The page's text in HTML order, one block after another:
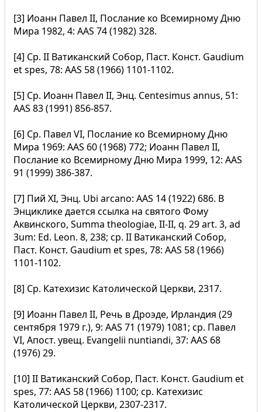
[3] Иоанн Павел II, Послание ко Всемирному Дню
Мира 1982, 4: AAS 74 (1982) 328.
[4] Ср. II Ватиканский Собор, Паст. Конст. Gaudium
et spes, 78: AAS 58 (1966) 1101-1102.
[5] Ср. Иоанн Павел II, Энц. Centesimus annus, 51:
AAS 83 (1991) 856-857.
[6] Ср. Павел VI, Послание ко Всемирному Дню
Мира 1969: AAS 60 (1968) 772; Иоанн Павел II,
Послание ко Всемирному Дню Мира 1999, 12: AAS
91 (1999) 386-387.
[7] Пий XI, Энц. Ubi arcano: AAS 14 (1922) 686. В
Энциклике дается ссылка на святого Фому
Аквинского, Summa theologiae, II-II, q. 29 art. 3, ad
3um: Ed. Leon. 8, 238; ср. II Ватиканский Собор,
Паст. Конст. Gaudium et spes, 78: AAS 58 (1966)
1101-1102.
[8] Ср. Катехизис Католической Церкви, 2317.
[9] Иоанн Павел II, Речь в Дроэде, Ирландия (29
сентября 1979 г.), 9: AAS 71 (1979) 1081; ср. Павел
VI, Апост. увещ. Evangelii nuntiandi, 37: AAS 68
(1976) 29.
[10] II Ватиканский Собор, Паст. Конст. Gaudium et
spes, 77: AAS 58 (1966) 1100; ср. Катехизис
Католической Церкви, 2307-2317.